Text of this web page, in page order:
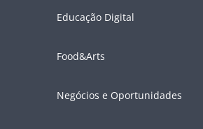
Educação Digital
Food&Arts
Negócios e Oportunidades